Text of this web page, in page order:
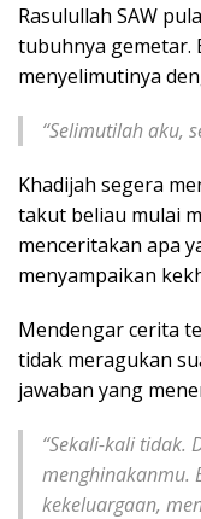
Rasulullah SAW
tubuhnya gemetar.
menyelimutinya
“Selimutilah aku,
Khadijah segera
takut beliau mulai
menceritakan apa
menyampaikan
Mendengar cerita
tidak meragukan
jawaban yang
“Sekali-kali tidak.
menghinakanmu.
kekeluargaan,